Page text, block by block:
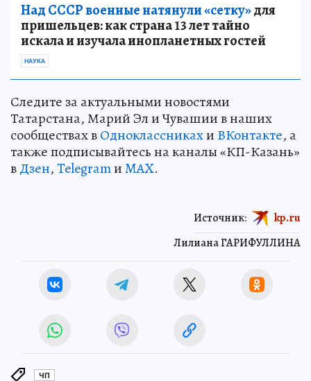
Над СССР военные натянули «сетку»для
пришельцев: как страна 13 лет тайно
искала и изучала инопланетных гостей
НАУКА
Следите за актуальными новостями
Татарстана, Марий Эл и Чувашии в наших
сообществах вОдноклассникахи ВКонтакте, а
также подписывайтесь на каналы «КП-Казань»
вДзен,TelegramиMAX.
Лилиана ГАРИФУЛЛИНА
Источник: kp.ru
ЧП